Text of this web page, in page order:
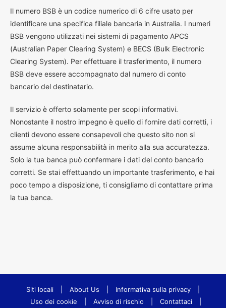
Il numero BSB è un codice numerico di 6 cifre usato per
identificare una specifica filiale bancaria in Australia. I numeri
BSB vengono utilizzati nei sistemi di pagamento APCS
(Australian Paper Clearing System) e BECS (Bulk Electronic
Clearing System). Per effettuare il trasferimento, il numero
BSB deve essere accompagnato dal numero di conto
bancario del destinatario.
Il servizio è offerto solamente per scopi informativi.
Nonostante il nostro impegno è quello di fornire dati corretti, i
clienti devono essere consapevoli che questo sito non si
assume alcuna responsabilità in merito alla sua accuratezza.
Solo la tua banca può confermare i dati del conto bancario
corretti. Se stai effettuando un importante trasferimento, e hai
poco tempo a disposizione, ti consigliamo di contattare prima
la tua banca.
Siti locali About Us Informativa sulla privacy
Uso dei cookie
Avviso di rischio Contattaci